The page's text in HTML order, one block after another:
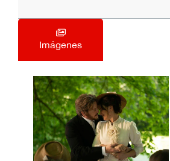
Imágenes